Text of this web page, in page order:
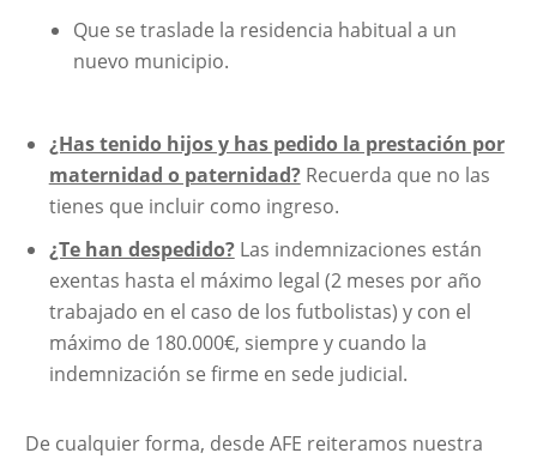
Que se traslade la residencia habitual a un
nuevo municipio.
¿Has tenido hijos y has pedido la prestación por
maternidad o paternidad?Recuerda que no las
tienes que incluir como ingreso.
¿Te han despedido?Las indemnizaciones están
exentas hasta el máximo legal (2 meses por año
trabajado en el caso de los futbolistas) y con el
máximo de 180.000€, siempre y cuando la
indemnización se firme en sede judicial.
De cualquier forma, desde AFE reiteramos nuestra